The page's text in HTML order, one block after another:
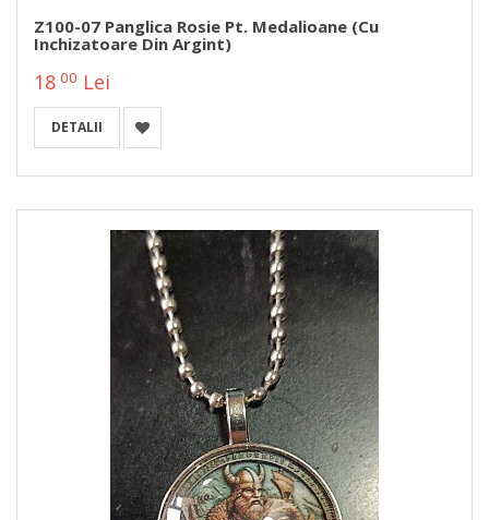
Z100-07 Panglica Rosie Pt. Medalioane (cu
Inchizatoare Din Argint)
18 00 Lei
DETALII